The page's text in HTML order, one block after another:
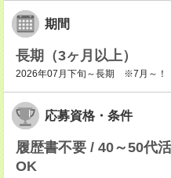
期間
長期（3ヶ月以上）
2026年07月下旬～長期 ※7月～！
応募資格・条件
履歴書不要 / 40～50代
OK